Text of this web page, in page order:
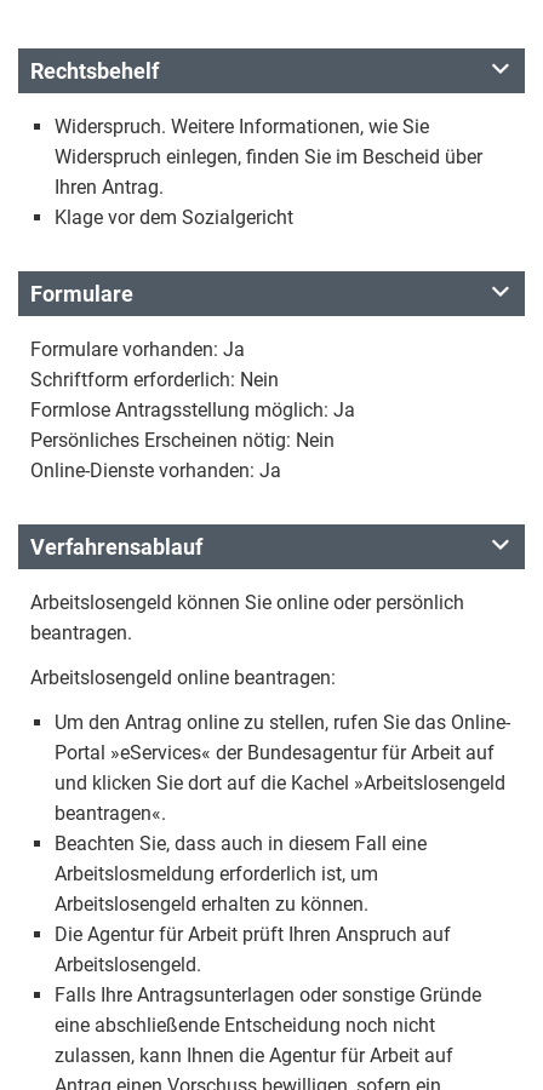
Rechtsbehelf
Widerspruch. Weitere Informationen, wie Sie
Widerspruch einlegen, finden Sie im Bescheid über
Ihren Antrag.
Klage vor dem Sozialgericht
Formulare
Formulare vorhanden: Ja
Schriftform erforderlich: Nein
Formlose Antragsstellung möglich: Ja
Persönliches Erscheinen nötig: Nein
Online-Dienste vorhanden: Ja
Verfahrensablauf
Arbeitslosengeld können Sie online oder persönlich
beantragen.
Arbeitslosengeld online beantragen:
Um den Antrag online zu stellen, rufen Sie das Online-
Portal »eServices« der Bundesagentur für Arbeit auf
und klicken Sie dort auf die Kachel »Arbeitslosengeld
beantragen«.
Beachten Sie, dass auch in diesem Fall eine
Arbeitslosmeldung erforderlich ist, um
Arbeitslosengeld erhalten zu können.
Die Agentur für Arbeit prüft Ihren Anspruch auf
Arbeitslosengeld.
Falls Ihre Antragsunterlagen oder sonstige Gründe
eine abschließende Entscheidung noch nicht
zulassen, kann Ihnen die Agentur für Arbeit auf